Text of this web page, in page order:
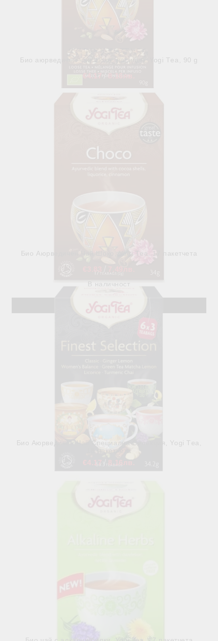
Био аюрведичен чай Шоко, насипен, Yogi Тea, 90 g
В наличност
Био Аюрведичен Чай Шоко, Yogi Тea, 17 пакетчета
В наличност
Био Аюрведичен Чай Специална Селекция, Yogi Тea,
18 пакетчета